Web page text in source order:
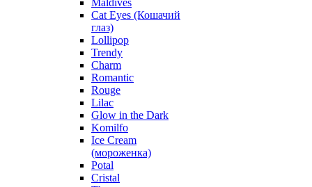
Maldives
Cat Eyes (Кошачий
глаз)
Lollipop
Trendy
Charm
Romantic
Rouge
Lilac
Glow in the Dark
Komilfo
Ice Cream
(мороженка)
Potal
Cristal